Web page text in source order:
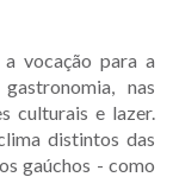
vocação para a
nas
culturais e lazer.
distintos das
gaúchos - como